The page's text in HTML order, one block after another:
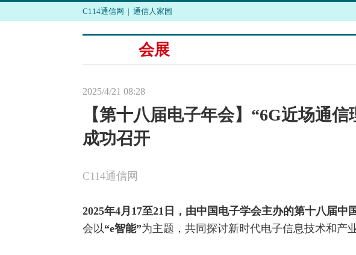
C114通信网 | 通信人家园
会展
2025/4/21 08:28
【第十八届电子年会】“6G近场通
成功召开
C114通信网
2025年4月 17至21 日，由中国电子学会主办的第十八届中
会以“e智能”为主题，共同探讨新时代电子信息技术和产